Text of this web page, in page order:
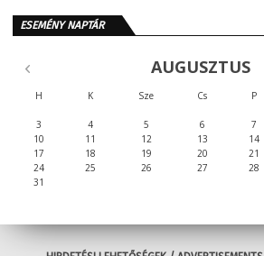
ESEMÉNY NAPTÁR
AUGUSZTUS
H K Sze Cs P
3
4 5 6 7
10
11 12 13 14
17
18 19 20 21
24
25 26 27 28
31